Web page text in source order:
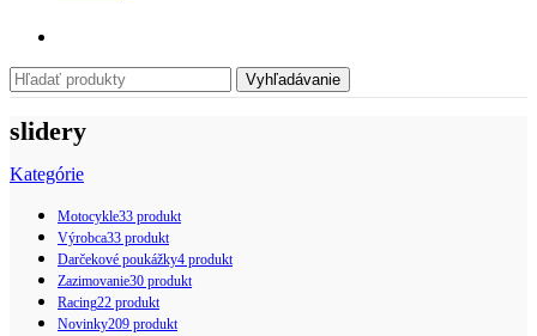
Vyhľadávanie
slidery
Kategórie
Motocykle33 produkt
Výrobca33 produkt
Darčekové poukážky4 produkt
Zazimovanie30 produkt
Racing22 produkt
Novinky209 produkt